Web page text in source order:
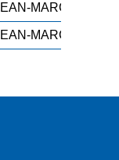
MARC
MARC